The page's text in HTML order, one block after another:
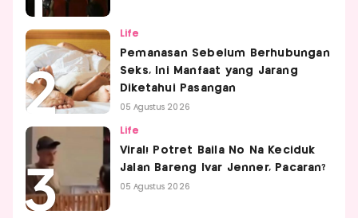
Life
Pemanasan Sebelum Berhubungan
Seks, Ini Manfaat yang Jarang
Diketahui Pasangan
05 Agustus 2026
Life
Viral! Potret Baila No Na Keciduk
Jalan Bareng Ivar Jenner, Pacaran?
05 Agustus 2026